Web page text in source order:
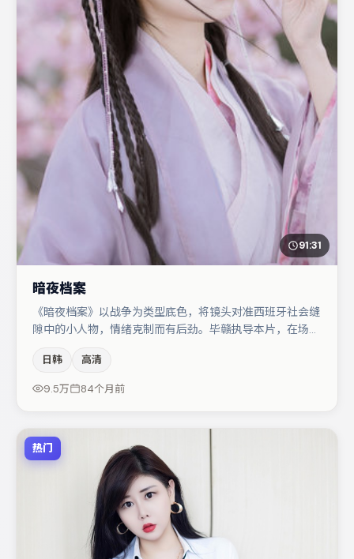
91:31
暗夜档案
《暗夜档案》以战争为类型底色，将镜头对准西班牙社会缝
隙中的小人物，情绪克制而有后劲。毕赣执导本片，在场面
一龙在片中承担叙事驱动，秦海璐、杨幂分别提供反差与喜
剧/悬疑调剂（视场次而定）。整体完成度较高，适合周末
日韩 高清
9.5万 84个月前
热门